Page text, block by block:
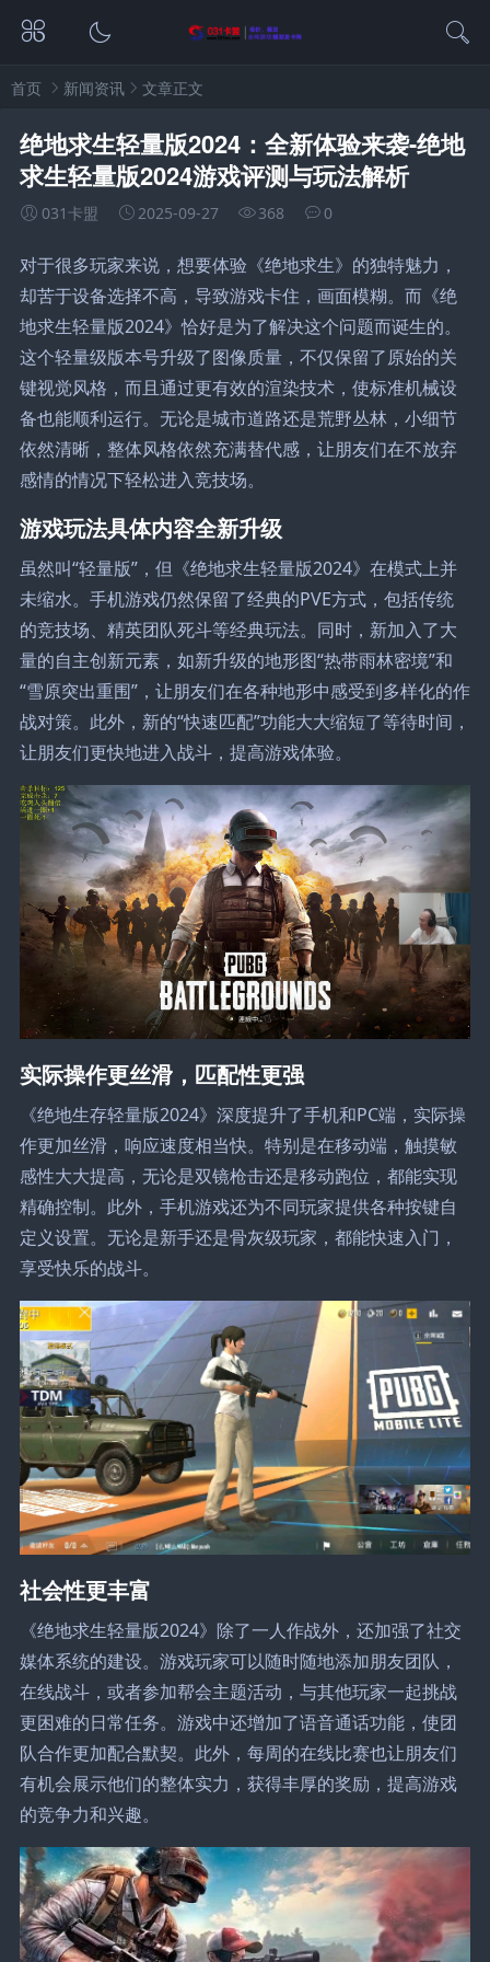
首页 新闻资讯 文章正文
绝地求生轻量版2024：全新体验来袭-绝地
求生轻量版2024游戏评测与玩法解析
031卡盟 2025-09-27 368 0
对于很多玩家来说，想要体验《绝地求生》的独特魅力，
却苦于设备选择不高，导致游戏卡住，画面模糊。而《绝
地求生轻量版2024》恰好是为了解决这个问题而诞生的。
这个轻量级版本号升级了图像质量，不仅保留了原始的关
键视觉风格，而且通过更有效的渲染技术，使标准机械设
备也能顺利运行。无论是城市道路还是荒野丛林，小细节
依然清晰，整体风格依然充满替代感，让朋友们在不放弃
感情的情况下轻松进入竞技场。
游戏玩法具体内容全新升级
虽然叫“轻量版”，但《绝地求生轻量版2024》在模式上并
未缩水。手机游戏仍然保留了经典的PVE方式，包括传统
的竞技场、精英团队死斗等经典玩法。同时，新加入了大
量的自主创新元素，如新升级的地形图“热带雨林密境”和
“雪原突出重围”，让朋友们在各种地形中感受到多样化的作
战对策。此外，新的“快速匹配”功能大大缩短了等待时间，
让朋友们更快地进入战斗，提高游戏体验。
实际操作更丝滑，匹配性更强
《绝地生存轻量版2024》深度提升了手机和PC端，实际操
作更加丝滑，响应速度相当快。特别是在移动端，触摸敏
感性大大提高，无论是双镜枪击还是移动跑位，都能实现
精确控制。此外，手机游戏还为不同玩家提供各种按键自
定义设置。无论是新手还是骨灰级玩家，都能快速入门，
享受快乐的战斗。
社会性更丰富
《绝地求生轻量版2024》除了一人作战外，还加强了社交
媒体系统的建设。游戏玩家可以随时随地添加朋友团队，
在线战斗，或者参加帮会主题活动，与其他玩家一起挑战
更困难的日常任务。游戏中还增加了语音通话功能，使团
队合作更加配合默契。此外，每周的在线比赛也让朋友们
有机会展示他们的整体实力，获得丰厚的奖励，提高游戏
的竞争力和兴趣。